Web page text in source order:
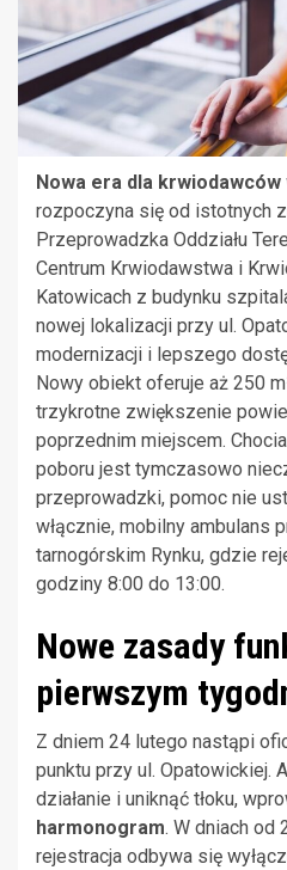
Nowa era dla
rozpoczyna się od istotnych
Przeprowadzka Oddziału
Centrum Krwiodawstwa i
Katowicach z budynku
nowej lokalizacji przy ul.
modernizacji i lepszego
Nowy obiekt oferuje aż 250
trzykrotne zwiększenie
poprzednim miejscem.
poboru jest tymczasowo
przeprowadzki, pomoc nie
włącznie, mobilny ambulans
tarnogórskim Rynku, gdzie
godziny 8:00 do 13:00.
Nowe zasady
pierwszym
Z dniem 24 lutego nastąpi
punktu przy ul. Opatowickiej.
działanie i uniknąć tłoku,
harmonogram. W dniach od
rejestracja odbywa się